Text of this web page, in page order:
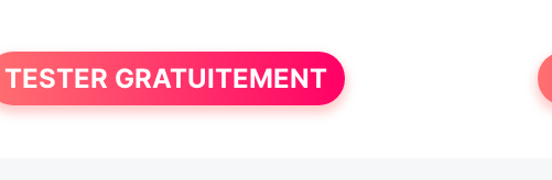
TESTER GRATUITEMENT